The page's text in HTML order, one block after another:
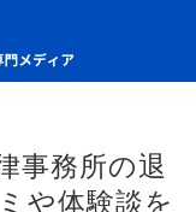
事務所の退
や体験談を